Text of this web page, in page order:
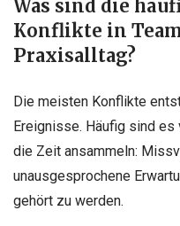
Was sind die
Konflikte in
Praxisalltag?
Die meisten Konflikte
Ereignisse. Häufig sind
die Zeit ansammeln:
unausgesprochene
gehört zu werden.